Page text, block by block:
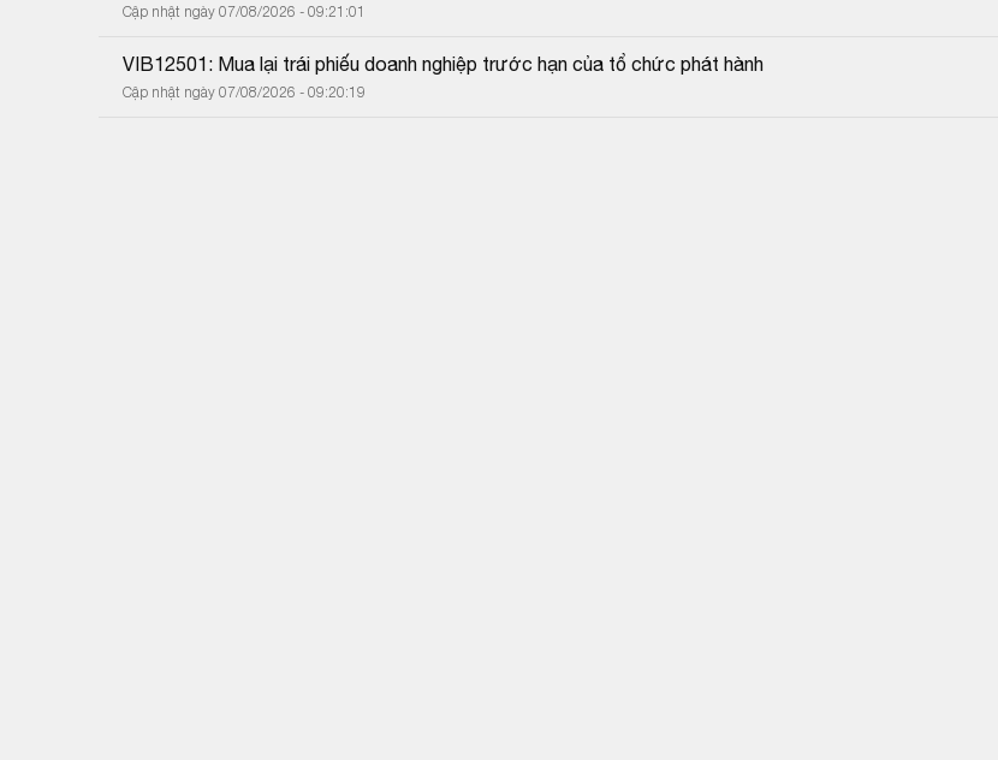
Cập nhật ngày 07/08/2026 - 09:21:01
VIB12501: Mua lại trái phiếu doanh nghiệp trước hạn của tổ chức phát hành
Cập nhật ngày 07/08/2026 - 09:20:19